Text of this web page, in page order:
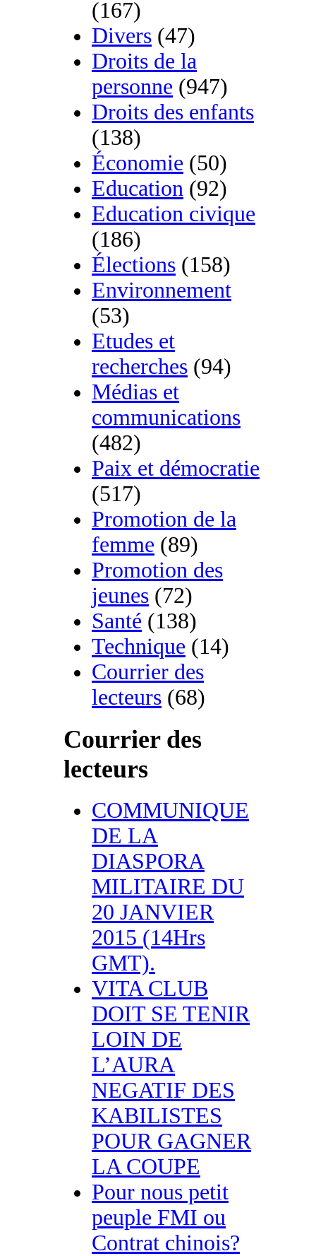
(167)
Divers (47)
Droits de la
personne (947)
Droits des enfants
(138)
Économie (50)
Education (92)
Education civique
(186)
Élections (158)
Environnement
(53)
Etudes et
recherches (94)
Médias et
communications
(482)
Paix et démocratie
(517)
Promotion de la
femme (89)
Promotion des
jeunes (72)
Santé (138)
Technique (14)
Courrier des
lecteurs (68)
Courrier des
lecteurs
COMMUNIQUE
DE LA
DIASPORA
MILITAIRE DU
20 JANVIER
2015 (14Hrs
GMT).
VITA CLUB
DOIT SE TENIR
LOIN DE
L’AURA
NEGATIF DES
KABILISTES
POUR GAGNER
LA COUPE
Pour nous petit
peuple FMI ou
Contrat chinois?